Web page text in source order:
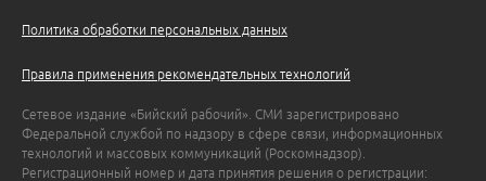
Политика обработки персональных данных
Правила применения рекомендательных технологий
Сетевое издание «Бийский рабочий». СМИ зарегистрировано
Федеральной службой по надзору в сфере связи, информационных
технологий и массовых коммуникаций (Роскомнадзор).
Регистрационный номер и дата принятия решения о регистрации: